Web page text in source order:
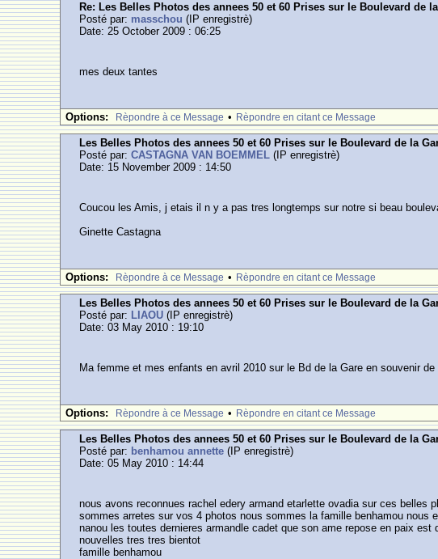
Re: Les Belles Photos des annees 50 et 60 Prises sur le Boulevard de
Posté par: masschou (IP enregistrè)
Date: 25 October 2009 : 06:25
mes deux tantes
Options: Rèpondre à ce Message • Rèpondre en citant ce Message
Les Belles Photos des annees 50 et 60 Prises sur le Boulevard de la
Posté par:CASTAGNA VAN BOEMMEL (IP enregistrè)
Date: 15 November 2009 : 14:50
Coucou les Amis, j etais il n y a pas tres longtemps sur notre si beau
Ginette Castagna
Options: Rèpondre à ce Message • Rèpondre en citant ce Message
Les Belles Photos des annees 50 et 60 Prises sur le Boulevard de la
Posté par: LIAOU (IP enregistrè)
Date: 03 May 2010 : 19:10
Ma femme et mes enfants en avril 2010 sur le Bd de la Gare en souvenir de
Options: Rèpondre à ce Message • Rèpondre en citant ce Message
Les Belles Photos des annees 50 et 60 Prises sur le Boulevard de la
Posté par: benhamou annette (IP enregistrè)
Date: 05 May 2010 : 14:44
nous avons reconnues rachel edery armand etarlette ovadia sur ces
sommes arretes sur vos 4 photos nous sommes la famille benhamou
nanou les toutes dernieres armandle cadet que son ame repose en paix
nouvelles tres tres bientot
famille benhamou